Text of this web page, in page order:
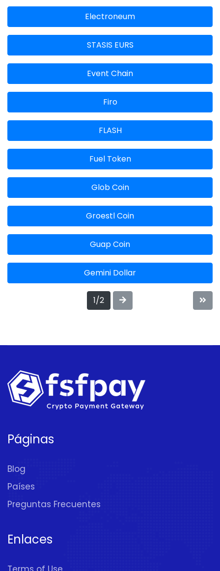
Electroneum
STASIS EURS
Event Chain
Firo
FLASH
Fuel Token
Glob Coin
Groestl Coin
Guap Coin
Gemini Dollar
1/2
Páginas
Blog
Países
Preguntas Frecuentes
Enlaces